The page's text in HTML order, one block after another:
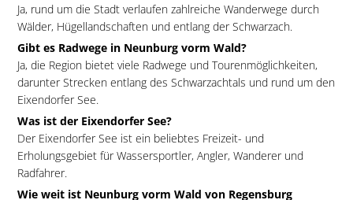
Ja, rund um die Stadt verlaufen zahlreiche Wanderwege durch
Wälder, Hügellandschaften und entlang der Schwarzach.
Gibt es Radwege in Neunburg vorm Wald?
Ja, die Region bietet viele Radwege und Tourenmöglichkeiten,
darunter Strecken entlang des Schwarzachtals und rund um den
Eixendorfer See.
Was ist der Eixendorfer See?
Der Eixendorfer See ist ein beliebtes Freizeit- und
Erholungsgebiet für Wassersportler, Angler, Wanderer und
Radfahrer.
Wie weit ist Neunburg vorm Wald von Regensburg